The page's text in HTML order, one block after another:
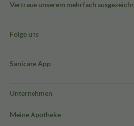
Vertraue unserem mehrfach
Folge uns
Sanicare App
Unternehmen
Meine Apotheke